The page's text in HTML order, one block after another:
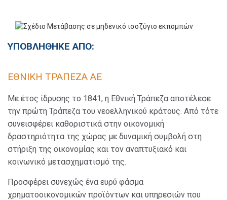
ΥΠΟΒΛΗΘΗΚΕ ΑΠΟ:
ΕΘΝΙΚΗ ΤΡΑΠΕΖΑ ΑΕ
Με έτος ίδρυσης το 1841, η Εθνική Τράπεζα αποτέλεσε
την πρώτη Τράπεζα του νεοελληνικού κράτους. Από τότε
συνεισφέρει καθοριστικά στην οικονομική
δραστηριότητα της χώρας με δυναμική συμβολή στη
στήριξη της οικονομίας και τον αναπτυξιακό και
κοινωνικό μετασχηματισμό της.
Προσφέρει συνεχώς ένα ευρύ φάσμα
χρηματοοικονομικών προϊόντων και υπηρεσιών που